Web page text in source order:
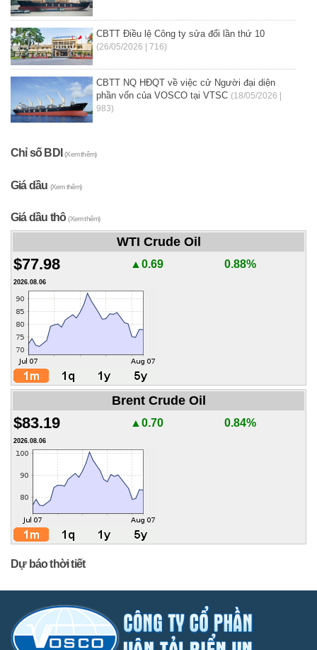
CBTT Điều lệ Công ty sửa đổi lần thứ 10
(26/05/2026 | 716)
CBTT NQ HĐQT về việc cử Người đại diện
phần vốn của VOSCO tại VTSC (18/05/2026 |
983)
Chỉ số BDI(Xem thêm)
Giá dầu (Xem thêm)
Giá dầu thô(Xem thêm)
WTI Crude Oil
$77.98 ▲0.69 0.88%
2026.08.06
Brent Crude Oil
$83.19 ▲0.70 0.84%
2026.08.06
Dự báo thời tiết